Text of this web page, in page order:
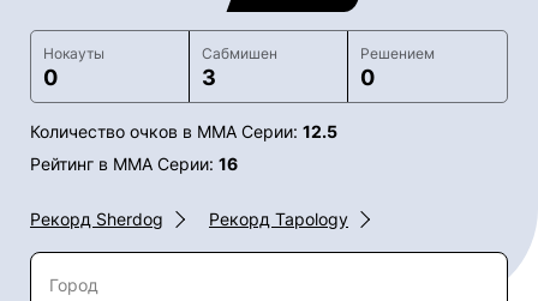
Нокауты
0
Сабмишен
3
Решением
0
Количество очков в ММА Серии: 12.5
Рейтинг в ММА Серии: 16
Рекорд Sherdog Рекорд Tapology
Город